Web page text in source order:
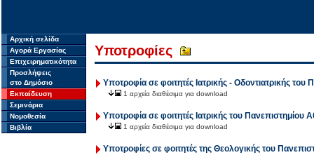
Αρχική σελίδα
Αγορά Εργασίας
Επιχειρηματικότητα
Προσλήψεις
στο Δημόσιο
Εκπαίδευση
Σεμινάρια
Νομοθεσία
Βιβλία
Υποτροφίες
Υποτροφία σε φοιτητές Ιατρικής - Οδοντιατρικής
1 αρχεία διαθέσιμα για download
Υποτροφία σε φοιτητές Ιατρικής του Πανεπιστημίου
1 αρχεία διαθέσιμα για download
Υποτροφίες σε φοιτητές της Θεολογικής του